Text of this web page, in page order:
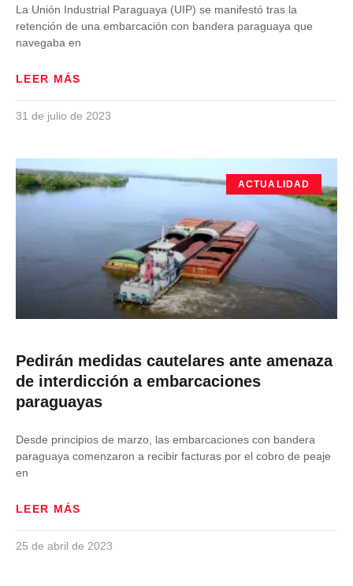
La Unión Industrial Paraguaya (UIP) se manifestó tras la
retención de una embarcación con bandera paraguaya que
navegaba en
LEER MÁS
31 de julio de 2023
ACTUALIDAD
Pedirán medidas cautelares ante amenaza
de interdicción a embarcaciones
paraguayas
Desde principios de marzo, las embarcaciones con bandera
paraguaya comenzaron a recibir facturas por el cobro de peaje
en
LEER MÁS
25 de abril de 2023